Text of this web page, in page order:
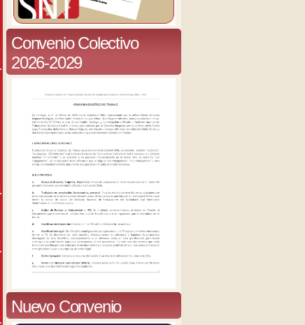
Convenio Colectivo
2026-2029
Nuevo Convenio